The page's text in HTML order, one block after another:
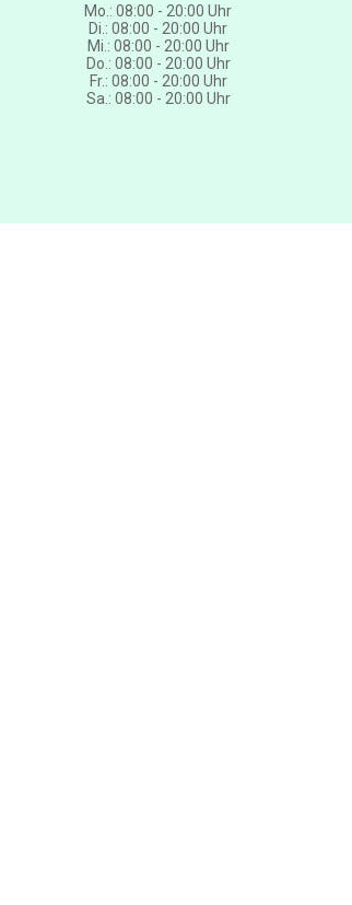
Mo.: 08:00 - 20:00 Uhr
Di.: 08:00 - 20:00 Uhr
Mi.: 08:00 - 20:00 Uhr
Do.: 08:00 - 20:00 Uhr
Fr.: 08:00 - 20:00 Uhr
Sa.: 08:00 - 20:00 Uhr